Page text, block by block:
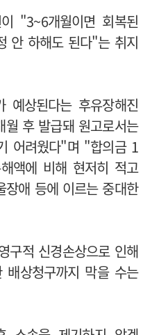
"3~6개월이면 회복된
안 하해도 된다"는 취지
예상된다는 후유장해진
후 발급돼 원고로서는
어려웠다"며 "합의금 1
액에 비해 현저히 적고
장애 등에 이르는 중대한
구적 신경손상으로 인해
상청구까지 막을 수는